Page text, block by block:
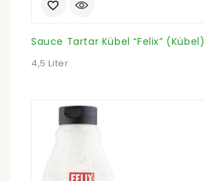
Sauce Tartar Kübel “Felix” (Kübel)
4,5 Liter